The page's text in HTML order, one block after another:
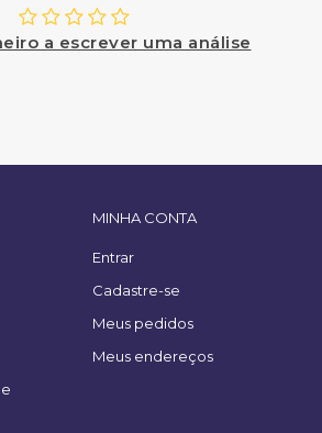
a escrever uma análise
MINHA CONTA
Entrar
Cadastre-se
Meus pedidos
Meus endereços